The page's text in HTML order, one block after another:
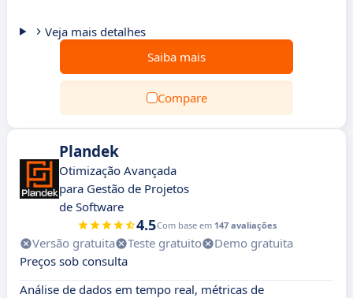
Veja mais detalhes
Saiba mais
Compare
Plandek
Otimização Avançada
para Gestão de Projetos
de Software
4.5Com base em 147 avaliações
Versão gratuita Teste gratuito
Demo gratuita
Preços sob consulta
Análise de dados em tempo real, métricas de